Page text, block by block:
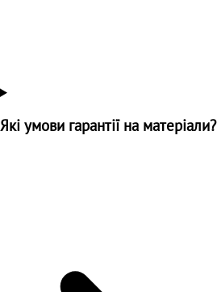
Які умови гарантії на матеріали?